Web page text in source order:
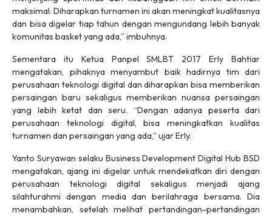
maksimal. Diharapkan turnamen ini akan meningkat kualitasnya
dan bisa digelar tiap tahun dengan mengundang lebih banyak
komunitas basket yang ada,” imbuhnya.
Sementara itu Ketua Panpel SMLBT 2017 Erly Bahtiar
mengatakan, pihaknya menyambut baik hadirnya tim dari
perusahaan teknologi digital dan diharapkan bisa memberikan
persaingan baru sekaligus memberikan nuansa persaingan
yang lebih ketat dan seru. “Dengan adanya peserta dari
perusahaan teknologi digital, bisa meningkatkan kualitas
turnamen dan persaingan yang ada,” ujar Erly.
Yanto Suryawan selaku Business Development Digital Hub BSD
mengatakan, ajang ini digelar untuk mendekatkan diri dengan
perusahaan teknologi digital sekaligus menjadi ajang
silahturahmi dengan media dan berilahraga bersama. Dia
menambahkan, setelah melihat pertandingan-pertandingan